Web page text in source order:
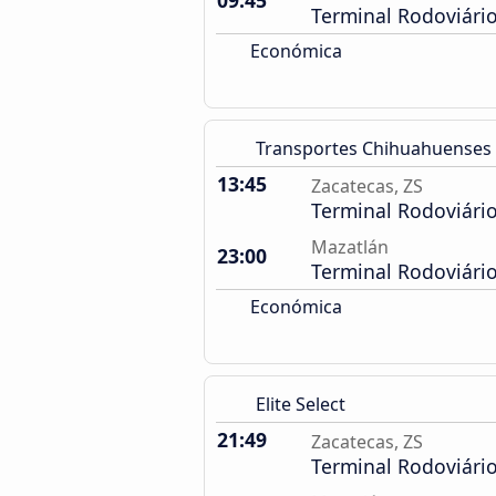
Terminal Rodoviário
Económica
Transportes Chihuahuenses
13:45 Zacatecas, ZS
Terminal Rodoviário
23:00
Mazatlán
Terminal Rodoviário
Económica
Elite Select
21:49 Zacatecas, ZS
Terminal Rodoviário